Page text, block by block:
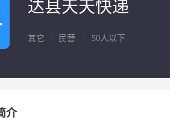
达县天天快递
其它 民营 50人以下
介